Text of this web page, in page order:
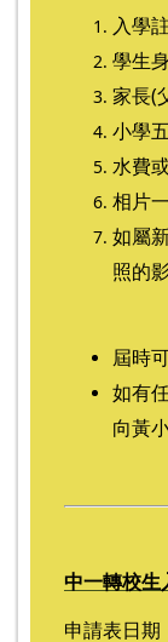
入學
學生
家長(
小學
水費
相片
如屬
照的
屆時
如有
向黃
中一轉校生
申請表日期